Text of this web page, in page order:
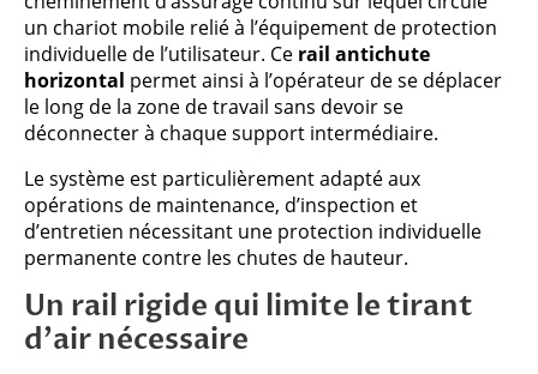
un chariot mobile relié à l’équipement de protection
individuelle de l’utilisateur. Ce rail antichute
horizontal permet ainsi à l’opérateur de se déplacer
le long de la zone de travail sans devoir se
déconnecter à chaque support intermédiaire.
Le système est particulièrement adapté aux
opérations de maintenance, d’inspection et
d’entretien nécessitant une protection individuelle
permanente contre les chutes de hauteur.
Un rail rigide qui limite le tirant
d’air nécessaire